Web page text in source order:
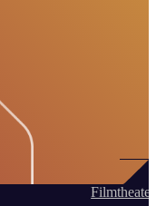
Filmtheater